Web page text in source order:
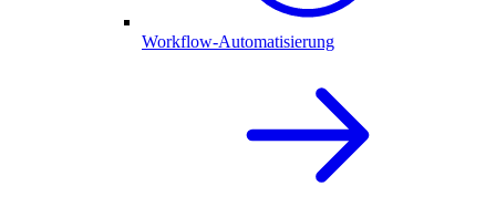
Workflow-Automatisierung